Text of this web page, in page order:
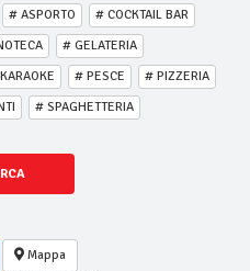
# ASPORTO
# COCKTAIL BAR
# GELATERIA
# PESCE
# PIZZERIA
# SPAGHETTERIA
Mappa